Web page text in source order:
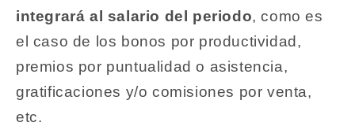
integrará al salario del periodo, como es
el caso de los bonos por productividad,
premios por puntualidad o asistencia,
gratificaciones y/o comisiones por venta,
etc.